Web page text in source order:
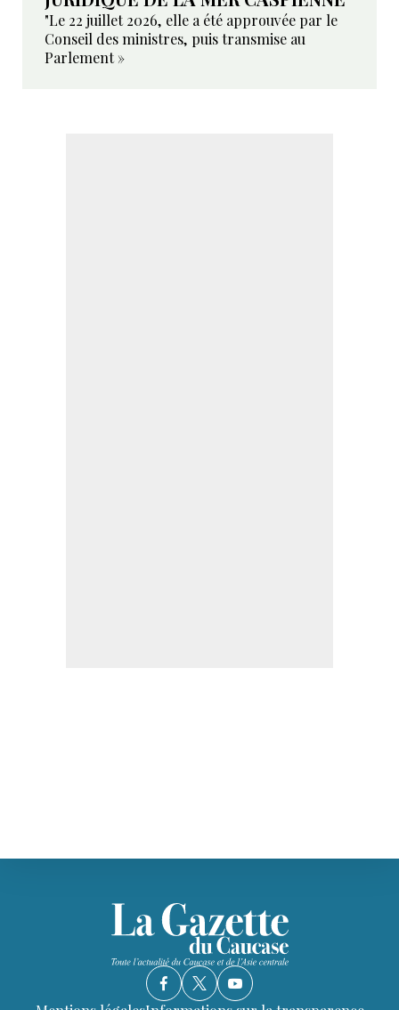
"Le 22 juillet 2026, elle a été approuvée par le
Conseil des ministres, puis transmise au
Parlement »